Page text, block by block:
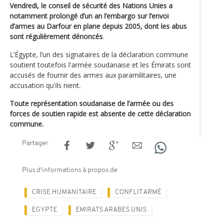
Vendredi, le conseil de sécurité des Nations Unies a
notamment prolongé d’un an l’embargo sur l’envoi
d’armes au Darfour en plane depuis 2005, dont les abus
sont régulièrement dénoncés.
L’Égypte, l’un des signataires de la déclaration commune
soutient toutefois l'armée soudanaise et les Émirats sont
accusés de fournir des armes aux paramilitaires, une
accusation qu'ils nient.
Toute représentation soudanaise de l’armée ou des
forces de soutien rapide est absente de cette déclaration
commune.
Partager
Plus d'informations à propos de
CRISE HUMANITAIRE CONFLIT ARMÉ
EGYPTE EMIRATS ARABES UNIS